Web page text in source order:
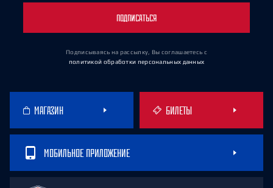
ПОДПИСАТЬСЯ
Подписываясь на рассылку, Вы соглашаетесь с
политикой обработки персональных данных
МАГАЗИН БИЛЕТЫ
МОБИЛЬНОЕ ПРИЛОЖЕНИЕ